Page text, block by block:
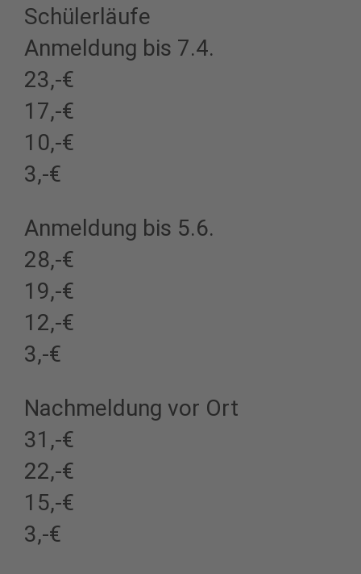
Schülerläufe
Anmeldung bis 7.4.
23,-€
17,-€
10,-€
3,-€
Anmeldung bis 5.6.
28,-€
19,-€
12,-€
3,-€
Nachmeldung vor Ort
31,-€
22,-€
15,-€
3,-€